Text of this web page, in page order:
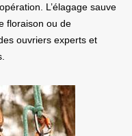
L’élagage sauve
floraison ou de
ouvriers experts et